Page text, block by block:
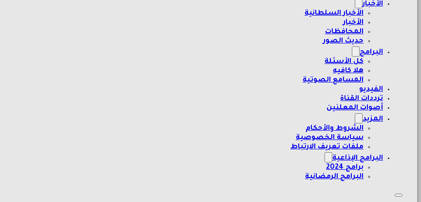
الأخبار
الأخبار السلطانية
الأخبار
المحافظات
حديث الصور
البرامج
كل الأسئلة
هلا كافيه
المسامع الصوتية
الفيديو
ترددات القناة
أصوات المعلنين
المزيد
الشروط والأحكام
سياسة الخصوصية
ملفات تعريف الارتباط
البرامج الإذاعية
برامج 2024
البرامج الرمضانية